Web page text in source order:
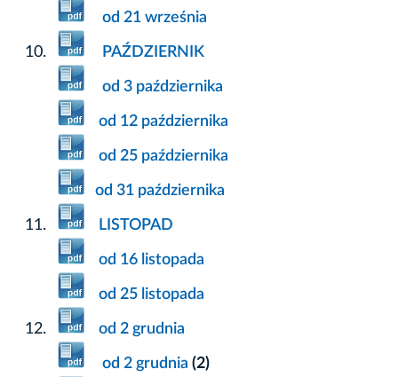
od 21 września
PAŹDZIERNIK
od 3 października
od 12 października
od 25 października
od 31 października
LISTOPAD
od 16 listopada
od 25 listopada
od 2 grudnia
od 2 grudnia (2)